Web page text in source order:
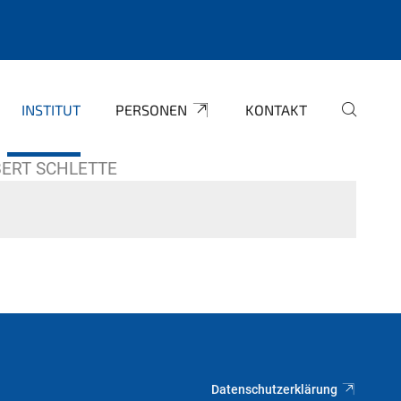
INSTITUT PERSONEN KONTAKT
SCHLETTE
Datenschutzerklärung